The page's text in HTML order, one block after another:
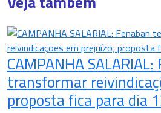
CAMPANHA
transformar
proposta fica para dia